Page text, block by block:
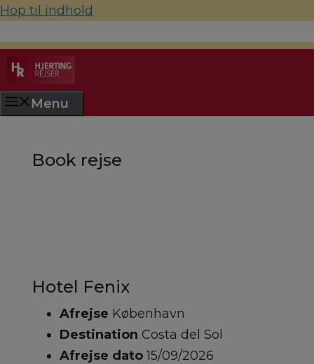
Hop til indhold
Menu
Book rejse
Hotel Fenix
Afrejse København
Destination Costa del Sol
Afrejse dato 15/09/2026